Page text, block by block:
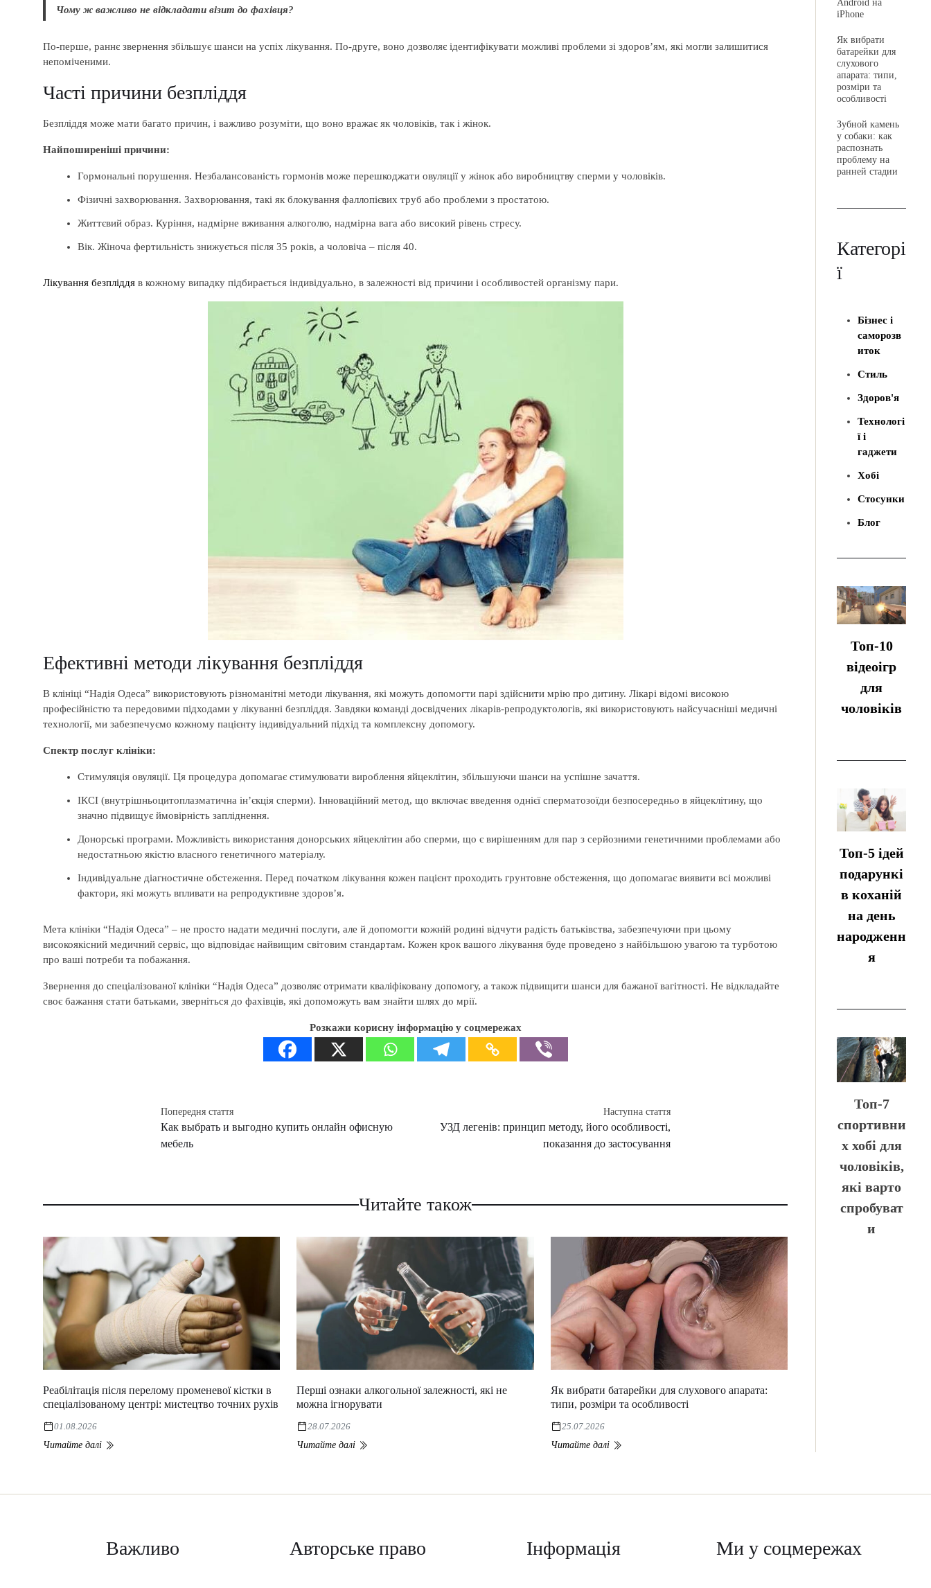
Чому ж важливо не відкладати візит до фахівця?
По-перше, раннє звернення збільшує шанси на успіх лікування. По-друге, воно дозволяє ідентифікувати можливі проблеми зі здоров’ям, які могли залишитися
непоміченими.
Часті причини безпліддя
Безпліддя може мати багато причин, і важливо розуміти, що воно вражає як чоловіків, так і жінок.
Найпоширеніші причини:
Гормональні порушення. Незбалансованість гормонів може перешкоджати овуляції у жінок або виробництву сперми у чоловіків.
Фізичні захворювання. Захворювання, такі як блокування фаллопієвих труб або проблеми з простатою.
Життєвий образ. Куріння, надмірне вживання алкоголю, надмірна вага або високий рівень стресу.
Вік. Жіноча фертильність знижується після 35 років, а чоловіча – після 40.
Лікування безпліддя в кожному випадку підбирається індивідуально, в залежності від причини і особливостей організму пари.
Ефективні методи лікування безпліддя
В клініці “Надія Одеса” використовують різноманітні методи лікування, які можуть допомогти парі здійснити мрію про дитину. Лікарі відомі високою
професійністю та передовими підходами у лікуванні безпліддя. Завдяки команді досвідчених лікарів-репродуктологів, які використовують найсучасніші медичні
технології, ми забезпечуємо кожному пацієнту індивідуальний підхід та комплексну допомогу.
Спектр послуг клініки:
Стимуляція овуляції. Ця процедура допомагає стимулювати вироблення яйцеклітин, збільшуючи шанси на успішне зачаття.
ІКСІ (внутрішньоцитоплазматична ін’єкція сперми). Інноваційний метод, що включає введення однієї сперматозоїди безпосередньо в яйцеклітину, що
значно підвищує ймовірність запліднення.
Донорські програми. Можливість використання донорських яйцеклітин або сперми, що є вирішенням для пар з серйозними генетичними проблемами або
недостатньою якістю власного генетичного матеріалу.
Індивідуальне діагностичне обстеження. Перед початком лікування кожен пацієнт проходить грунтовне обстеження, що допомагає виявити всі можливі
фактори, які можуть впливати на репродуктивне здоров’я.
Мета клініки “Надія Одеса” – не просто надати медичні послуги, але й допомогти кожній родині відчути радість батьківства, забезпечуючи при цьому
високоякісний медичний сервіс, що відповідає найвищим світовим стандартам. Кожен крок вашого лікування буде проведено з найбільшою увагою та турботою
про ваші потреби та побажання.
Звернення до спеціалізованої клініки “Надія Одеса” дозволяє отримати кваліфіковану допомогу, а також підвищити шанси для бажаної вагітності. Не відкладайте
своє бажання стати батьками, зверніться до фахівців, які допоможуть вам знайти шлях до мрії.
Розкажи корисну інформацію у соцмережах
Попередня стаття
Как выбрать и выгодно купить онлайн офисную
мебель
Наступна стаття
УЗД легенів: принцип методу, його особливості,
показання до застосування
Читайте також
Реабілітація після перелому променевої кістки в
спеціалізованому центрі: мистецтво точних рухів
01.08.2026
Читайте далі
Перші ознаки алкогольної залежності, які не
можна ігнорувати
28.07.2026
Читайте далі
Як вибрати батарейки для слухового апарата:
типи, розміри та особливості
25.07.2026
Читайте далі
Android на
iPhone
Як вибрати
батарейки для
слухового
апарата: типи,
розміри та
особливості
Зубной камень
у собаки: как
распознать
проблему на
ранней стадии
Категорі
ї
Бізнес і
саморозв
иток
Стиль
Здоров'я
Технологі
ї і
гаджети
Хобі
Стосунки
Блог
Топ-10
відеоігр
для
чоловіків
Топ-5 ідей
подарункі
в коханій
на день
народженн
я
Топ-7
спортивни
х хобі для
чоловіків,
які варто
спробуват
и
Важливо Авторське право Інформація Ми у соцмережах